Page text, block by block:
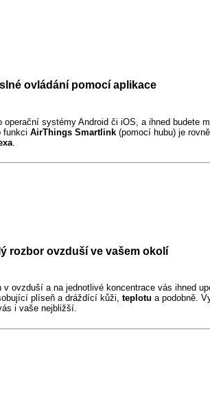
ovládání pomocí aplikace
operační systémy Android či iOS, a ihned
funkci AirThings Smartlink (pomocí hubu) je
rozbor ovzduší ve vašem okolí
ovzduší a na jednotlivé koncentrace vás ihned
plíseň a dráždící kůži, teplotu a podobně.
i vaše nejbližší.